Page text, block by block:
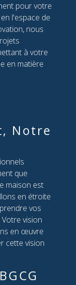
pour votre
l'espace de
nous
à votre
en matière
Notre
que
maison est
en étroite
vos
vision
en œuvre
cette vision